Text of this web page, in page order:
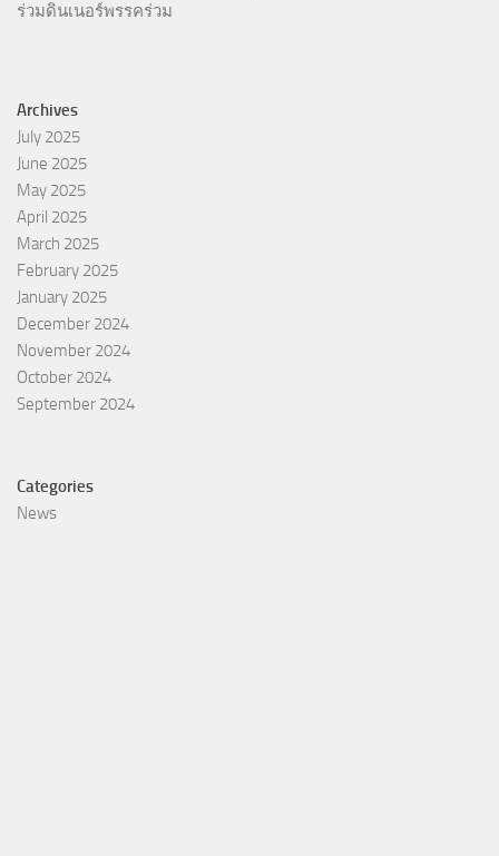
ร่วมดินเนอร์พรรคร่วม
Archives
July 2025
June 2025
May 2025
April 2025
March 2025
February 2025
January 2025
December 2024
November 2024
October 2024
September 2024
Categories
News